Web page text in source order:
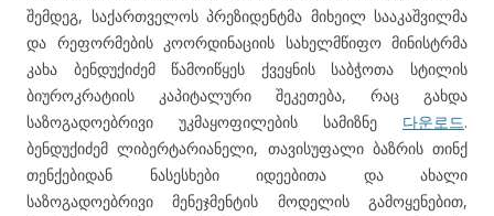
შემდეგ, საქართველოს პრეზიდენტმა მიხეილ სააკაშვილმა
და რეფორმების კოორდინაციის სახელმწიფო მინისტრმა
კახა ბენდუქიძემ წამოიწყეს ქვეყნის საბჭოთა სტილის
ბიუროკრატიის კაპიტალური შეკეთება, რაც გახდა
საზოგადოებრივი უკმაყოფილების სამიზნე 다운로드.
ბენდუქიძემ ლიბერტარიანელი, თავისუფალი ბაზრის თინქ
თენქებიდან ნასესხები იდეებითა და ახალი
საზოგადოებრივი მენეჯმენტის მოდელის გამოყენებით,